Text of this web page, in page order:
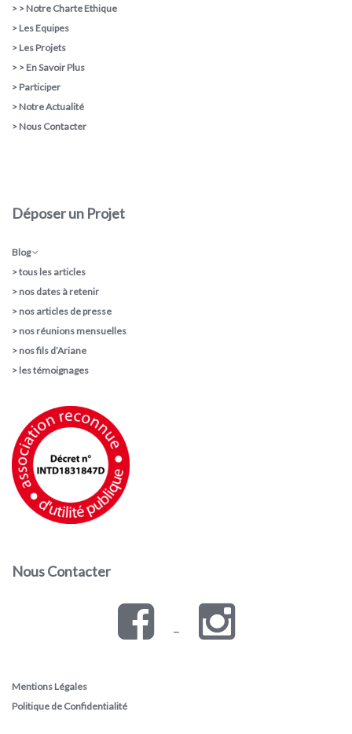
> > Notre Charte Ethique
> Les Equipes
> Les Projets
> > En Savoir Plus
> Participer
> Notre Actualité
> Nous Contacter
Déposer un Projet
Blog
>tous les articles
> nos dates à retenir
> nos articles de presse
> nos réunions mensuelles
> nos fils d’Ariane
> les témoignages
Nous Contacter
–
Mentions Légales
Politique de Confidentialité